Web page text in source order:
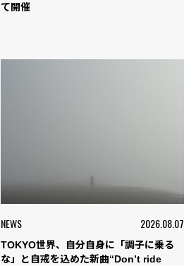
て開催
NEWS 2026.08.07
TOKYO世界、自分自身に「調子に乗る
な」と自戒を込めた新曲“Don’t ride